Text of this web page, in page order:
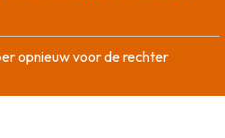
opnieuw voor de rechter